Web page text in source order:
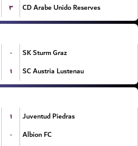
۳ CD Arabe Unido Reserves
۰
SK Sturm Graz
۱ SC Austria Lustenau
۱
Juventud Piedras
۰
Albion FC